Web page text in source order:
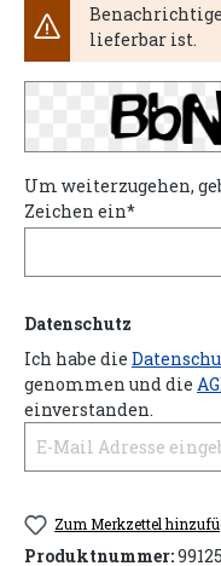
lieferbar ist.
Um weiterzugehen,
Zeichen ein*
Datenschutz
Ich habe die
genommen und die
einverstanden.
Zum Merkzettel
Produktnummer:99125